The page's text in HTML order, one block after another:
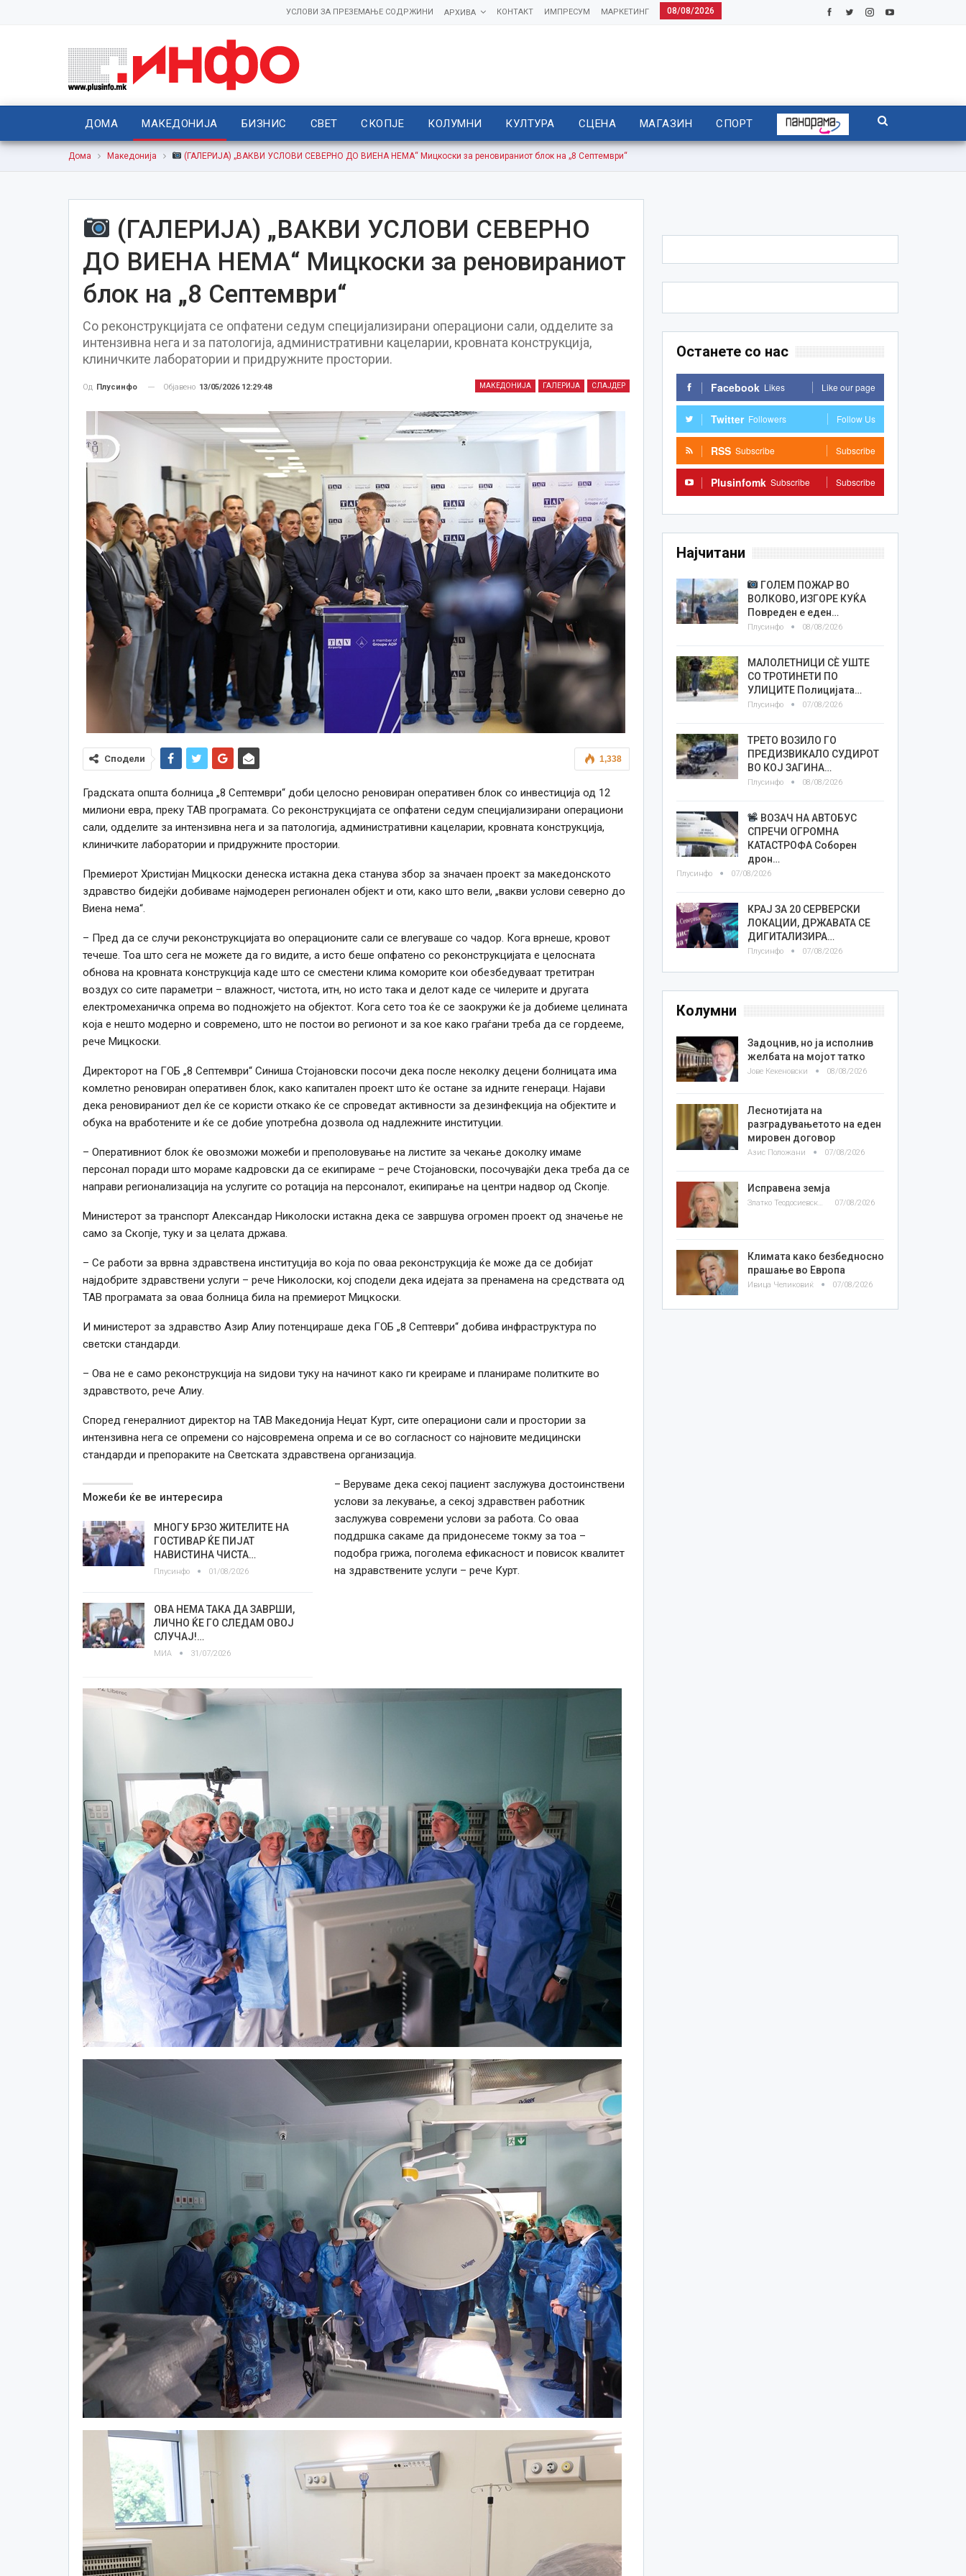
08/08/2026
МАРКЕТИНГ
ИМПРЕСУМ
КОНТАКТ
АРХИВА
УСЛОВИ ЗА ПРЕЗЕМАЊЕ СОДРЖИНИ
ДОМА МАКЕДОНИЈА БИЗНИС СВЕТ СКОПЈЕ КОЛУМНИ КУЛТУРА СЦЕНА МАГАЗИН СПОРТ
Дома Македонија (ГАЛЕРИЈА) „ВАКВИ УСЛОВИ СЕВЕРНО ДО ВИЕНА НЕМА“ Мицкоски за реновираниот блок на „8 Септември“
(ГАЛЕРИЈА) „ВАКВИ УСЛОВИ СЕВЕРНО
ДО ВИЕНА НЕМА“ Мицкоски за реновираниот
блок на „8 Септември“
Со реконструкцијата се опфатени седум специјализирани операциони сали, одделите за
интензивна нега и за патологија, административни кацеларии, кровната конструкција,
клиничките лаборатории и придружните простории.
МАКЕДОНИЈА ГАЛЕРИЈА СЛАЈДЕР
Од Плусинфо Објавено 13/05/2026 12:29:48
1,338
Сподели
Градската општа болница „8 Септември“ доби целосно реновиран оперативен блок со инвестиција од 12
милиони евра, преку ТАВ програмата. Со реконструкцијата се опфатени седум специјализирани операциони
сали, одделите за интензивна нега и за патологија, административни кацеларии, кровната конструкција,
клиничките лаборатории и придружните простории.
Премиерот Христијан Мицкоски денеска истакна дека станува збор за значаен проект за македонското
здравство бидејќи добиваме најмодерен регионален објект и оти, како што вели, „вакви услови северно до
Виена нема“.
– Пред да се случи реконструкцијата во операционите сали се влегуваше со чадор. Кога врнеше, кровот
течеше. Тоа што сега не можете да го видите, а исто беше опфатено со реконструкцијата е целосната
обнова на кровната конструкција каде што се сместени клима коморите кои обезбедуваат третитран
воздух со сите параметри – влажност, чистота, итн, но исто така и делот каде се чилерите и другата
електромеханичка опрема во подножјето на објектот. Кога сето тоа ќе се заокружи ќе ја добиеме целината
која е нешто модерно и современо, што не постои во регионот и за кое како граѓани треба да се гордееме,
рече Мицкоски.
Директорот на ГОБ „8 Септември“ Синиша Стојановски посочи дека после неколку децени болницата има
комлетно реновиран оперативен блок, како капитален проект што ќе остане за идните генераци. Најави
дека реновираниот дел ќе се користи откако ќе се спроведат активности за дезинфекција на објектите и
обука на вработените и ќе се добие употребна дозвола од надлежните институции.
– Оперативниот блок ќе овозможи можеби и преполовување на листите за чекање доколку имаме
персонал поради што мораме кадровски да се екипираме – рече Стојановски, посочувајќи дека треба да се
направи регионализација на услугите со ротација на персоналот, екипирање на центри надвор од Скопје.
Министерот за транспорт Александар Николоски истакна дека се завршува огромен проект од значење не
само за Скопје, туку и за целата држава.
– Се работи за врвна здравствена институција во која по оваа реконструкција ќе може да се добијат
најдобрите здравствени услуги – рече Николоски, кој сподели дека идејата за пренамена на средствата од
ТАВ програмата за оваа болница била на премиерот Мицкоски.
И министерот за здравство Азир Алиу потенцираше дека ГОБ „8 Септеври“ добива инфраструктура по
светски стандарди.
– Ова не е само реконструкција на ѕидови туку на начинот како ги креираме и планираме политките во
здравството, рече Алиу.
Според генералниот директор на ТАВ Македонија Неџат Курт, сите операциони сали и простории за
интензивна нега се опремени со најсовремена опрема и се во согласност со најновите медицински
стандарди и препораките на Светската здравствена организација.
Можеби ќе ве интересира
МНОГУ БРЗО ЖИТЕЛИТЕ НА
ГОСТИВАР ЌЕ ПИЈАТ
НАВИСТИНА ЧИСТА…
Плусинфо 01/08/2026
ОВА НЕМА ТАКА ДА ЗАВРШИ,
ЛИЧНО ЌЕ ГО СЛЕДАМ ОВОЈ
СЛУЧАЈ!…
МИА 31/07/2026
– Веруваме дека секој пациент заслужува достоинствени
услови за лекување, а секој здравствен работник
заслужува современи услови за работа. Со оваа
поддршка сакаме да придонесеме токму за тоа –
подобра грижа, поголема ефикасност и повисок квалитет
на здравствените услуги – рече Курт.
Останете со нас
Facebook Likes Like our page
Twitter Followers Follow Us
RSS Subscribe Subscribe
Plusinfomk Subscribe Subscribe
Најчитани
ГОЛЕМ ПОЖАР ВО
ВОЛКОВО, ИЗГОРЕ КУЌА
Повреден е еден…
Плусинфо 08/08/2026
МАЛОЛЕТНИЦИ СÈ УШТЕ
СО ТРОТИНЕТИ ПО
УЛИЦИТЕ Полицијата…
Плусинфо 07/08/2026
ТРЕТО ВОЗИЛО ГО
ПРЕДИЗВИКАЛО СУДИРОТ
ВО КОЈ ЗАГИНА…
Плусинфо 08/08/2026
ВОЗАЧ НА АВТОБУС
СПРЕЧИ ОГРОМНА
КАТАСТРОФА Соборен
дрон…
Плусинфо 07/08/2026
КРАЈ ЗА 20 СЕРВЕРСКИ
ЛОКАЦИИ, ДРЖАВАТА СЕ
ДИГИТАЛИЗИРА…
Плусинфо 07/08/2026
Колумни
Задоцнив, но ја исполнив
желбата на мојот татко
Јове Кекеновски 08/08/2026
Леснотијата на
разградувањетото на еден
мировен договор
Азис Положани 07/08/2026
Исправена земја
Златко Теодосиевски 07/08/2026
Климата како безбедносно
прашање во Европа
Ивица Челиковиќ 07/08/2026